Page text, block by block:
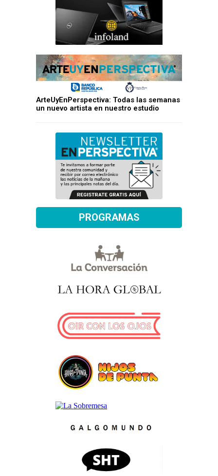
ArteUyEnPerspectiva: Todas las semanas
un nuevo artista en nuestro estudio
PROGRAMAS